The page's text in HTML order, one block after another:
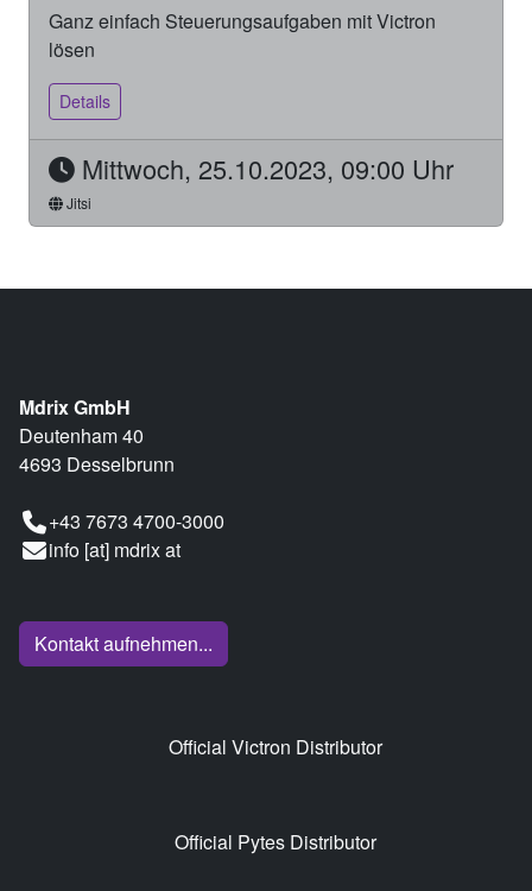
Ganz einfach Steuerungsaufgaben mit Victron
lösen
Details
Mittwoch, 25.10.2023, 09:00 Uhr
Jitsi
Mdrix GmbH
Deutenham 40
4693 Desselbrunn
+43 7673 4700-3000
info [at] mdrix at
Kontakt aufnehmen...
Official Victron Distributor
Official Pytes Distributor